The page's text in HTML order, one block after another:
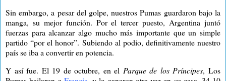
Sin embargo, a pesar del golpe, nuestros Pumas guardaron bajo la
manga, su mejor función. Por el tercer puesto, Argentina juntó
fuerzas para alcanzar algo mucho más importante que un simple
partido “por el honor”. Subiendo al podio, definitivamente nuestro
país se iba a convertir en potencia.
Y así fue. El 19 de octubre, en el Parque de los Príncipes, Los